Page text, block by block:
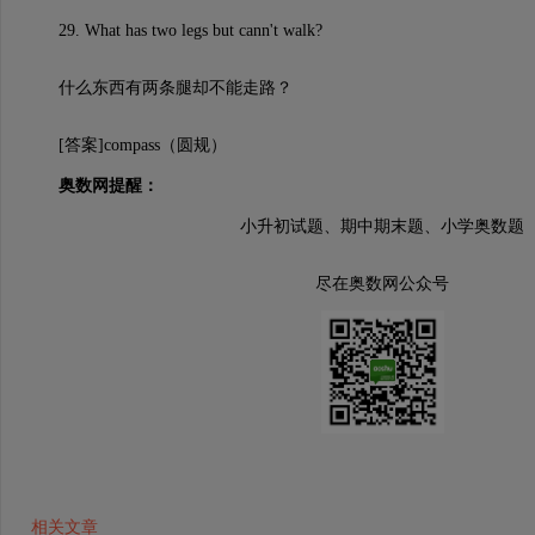
29. What has two legs but cann't walk?
什么东西有两条腿却不能走路？
[答案]compass（圆规）
奥数网提醒：
小升初试题、期中期末题、小学奥数题
尽在奥数网公众号
相关文章